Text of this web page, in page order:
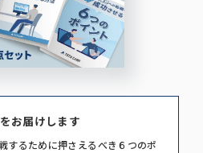
お届けします
するために押さえるべき６つのポ